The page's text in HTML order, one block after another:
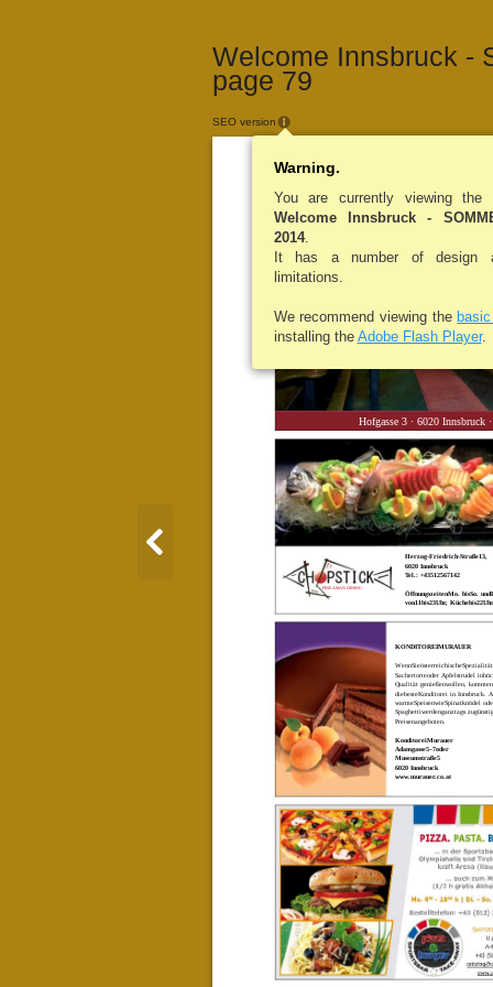
Welcome Innsbruck -
page 79
Hofgasse 3 · 6020 Innsbruck
Herzog-Friedrich-Straße13,
6020 Innsbruck
Tel.: +43512567142
ÖffnungszeitenMo. bisSo.
von11bis23Uhr, Küchebis22Uhr
FINE ASIAN DINING
KONDITOREIMURAUER
Sachertorteoder Apfelstrudel
Qualität genießenwollen,
diebesteKonditorei in Innsbruck.
warmeSpeisenwieSpinatknödel
Spaghettiwerdenganztags
Preisenangeboten.
KonditoreiMurauer
Adamgasse5–7oder
Museumstraße5
6020 Innsbruck
www.murauer.co.at
SEO version
Warning.
You are currently viewing the
Welcome Innsbruck -
2014.
It has a number of design
limitations.
We recommend viewing the
installing the Adobe Flash Player.